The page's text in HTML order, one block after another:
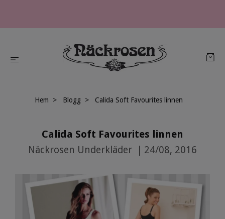
Hem Blogg Calida Soft Favourites linnen
Calida Soft Favourites linnen
Näckrosen Underkläder 24/08, 2016